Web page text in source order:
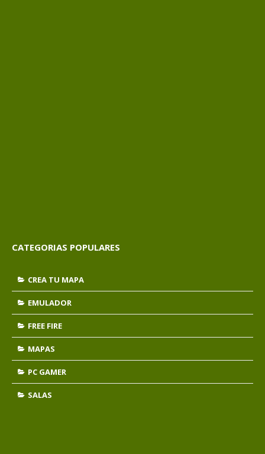
CATEGORIAS POPULARES
CREA TU MAPA
EMULADOR
FREE FIRE
MAPAS
PC GAMER
SALAS